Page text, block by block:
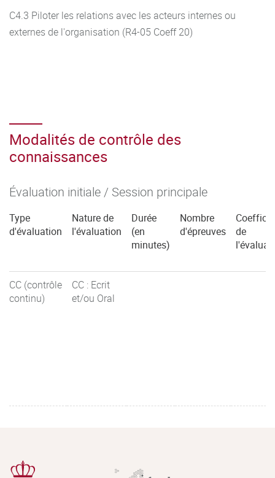
C4.3 Piloter les relations avec les acteurs internes ou
externes de l'organisation (R4-05 Coeff 20)
Modalités de contrôle des
connaissances
Évaluation initiale / Session principale
Type
d'évaluation
Nature de
l'évaluation
Durée
(en
minutes)
Nombre
d'épreuves
de
CC (contrôle
continu)
CC : Ecrit
et/ou Oral